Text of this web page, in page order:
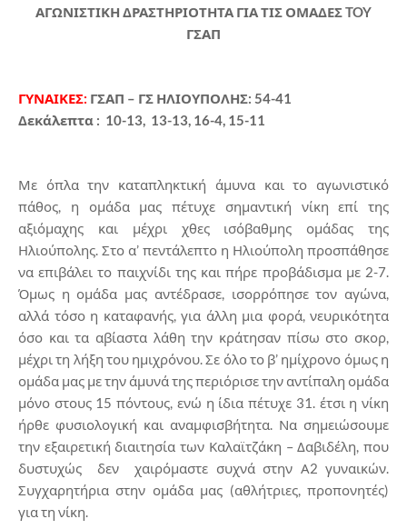
ΑΓΩΝΙΣΤΙΚΗ ΔΡΑΣΤΗΡΙΟΤΗΤΑ ΓΙΑ ΤΙΣ ΟΜΑΔΕΣ TOY
ΓΣΑΠ
ΓΥΝΑΙΚΕΣ: ΓΣΑΠ – ΓΣ ΗΛΙΟΥΠΟΛΗΣ: 54-41
Δεκάλεπτα : 10-13, 13-13, 16-4, 15-11
Με όπλα την καταπληκτική άμυνα και το αγωνιστικό
πάθος, η ομάδα μας πέτυχε σημαντική νίκη επί της
αξιόμαχης και μέχρι χθες ισόβαθμης ομάδας της
Ηλιούπολης. Στο α’ πεντάλεπτο η Ηλιούπολη προσπάθησε
να επιβάλει το παιχνίδι της και πήρε προβάδισμα με 2-7.
Όμως η ομάδα μας αντέδρασε, ισορρόπησε τον αγώνα,
αλλά τόσο η καταφανής, για άλλη μια φορά, νευρικότητα
όσο και τα αβίαστα λάθη την κράτησαν πίσω στο σκορ,
μέχρι τη λήξη του ημιχρόνου. Σε όλο το β’ ημίχρονο όμως η
ομάδα μας με την άμυνά της περιόρισε την αντίπαλη ομάδα
μόνο στους 15 πόντους, ενώ η ίδια πέτυχε 31. έτσι η νίκη
ήρθε φυσιολογική και αναμφισβήτητα. Να σημειώσουμε
την εξαιρετική διαιτησία των Καλαϊτζάκη – Δαβιδέλη, που
δυστυχώς δεν χαιρόμαστε συχνά στην Α2 γυναικών.
Συγχαρητήρια στην ομάδα μας (αθλήτριες, προπονητές)
για τη νίκη.